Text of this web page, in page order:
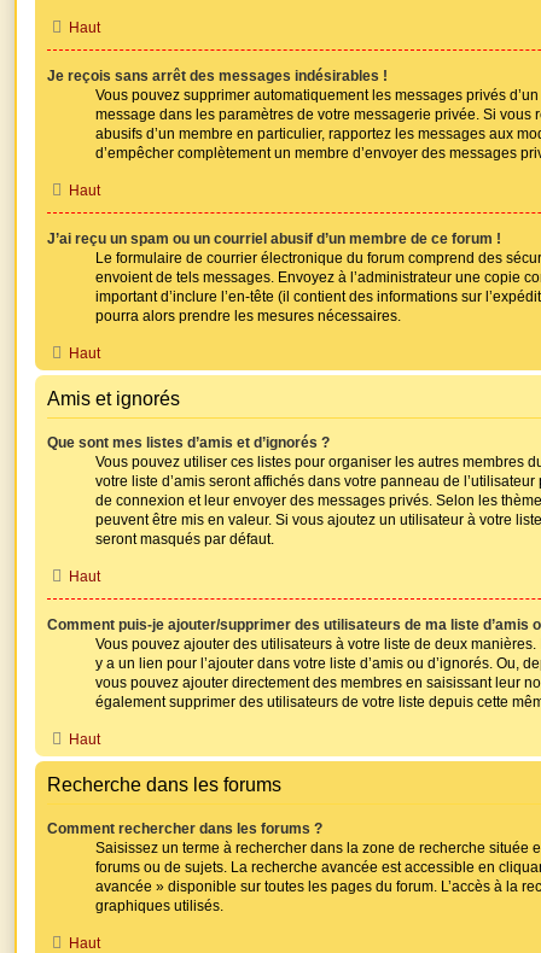
Haut
Je reçois sans arrêt des messages indésirables !
Vous pouvez supprimer automatiquement les messages privés
message dans les paramètres de votre messagerie privée. Si vous
abusifs d’un membre en particulier, rapportez les messages aux
d’empêcher complètement un membre d’envoyer des messages
Haut
J’ai reçu un spam ou un courriel abusif d’un membre de ce forum !
Le formulaire de courrier électronique du forum comprend des
envoient de tels messages. Envoyez à l’administrateur une copie
important d’inclure l’en-tête (il contient des informations sur
pourra alors prendre les mesures nécessaires.
Haut
Amis et ignorés
Que sont mes listes d’amis et d’ignorés ?
Vous pouvez utiliser ces listes pour organiser les autres membres
votre liste d’amis seront affichés dans votre panneau de
de connexion et leur envoyer des messages privés. Selon les
peuvent être mis en valeur. Si vous ajoutez un utilisateur à votre
seront masqués par défaut.
Haut
Comment puis-je ajouter/supprimer des utilisateurs de ma liste d’amis
Vous pouvez ajouter des utilisateurs à votre liste de deux
y a un lien pour l’ajouter dans votre liste d’amis ou d’ignorés. Ou,
vous pouvez ajouter directement des membres en saisissant leur
également supprimer des utilisateurs de votre liste depuis cette
Haut
Recherche dans les forums
Comment rechercher dans les forums ?
Saisissez un terme à rechercher dans la zone de recherche située
forums ou de sujets. La recherche avancée est accessible en
avancée » disponible sur toutes les pages du forum. L’accès à la
graphiques utilisés.
Haut